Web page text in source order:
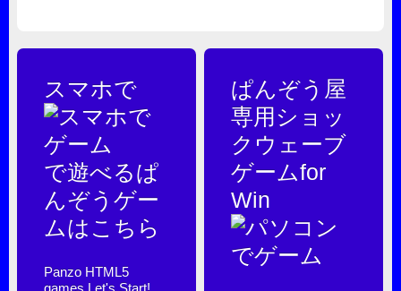
スマホで
で遊べるぱ
んぞうゲー
ムはこちら
Panzo HTML5
games Let's Start!
ぱんぞう屋
専用ショッ
クウェーブ
ゲームfor
Win